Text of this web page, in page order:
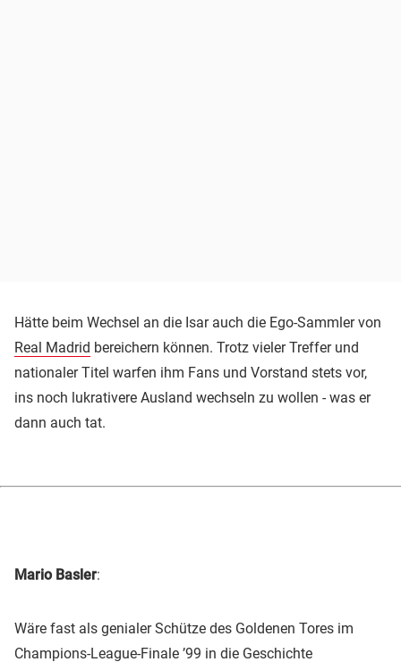
Hätte beim Wechsel an die Isar auch die Ego-Sammler von
Real Madrid bereichern können. Trotz vieler Treffer und
nationaler Titel warfen ihm Fans und Vorstand stets vor,
ins noch lukrativere Ausland wechseln zu wollen - was er
dann auch tat.
Mario Basler:
Wäre fast als genialer Schütze des Goldenen Tores im
Champions-League-Finale ’99 in die Geschichte